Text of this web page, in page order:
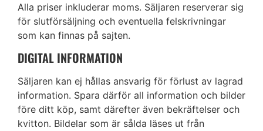
Alla priser inkluderar moms. Säljaren reserverar sig
för slutförsäljning och eventuella felskrivningar
som kan finnas på sajten.
DIGITAL INFORMATION
Säljaren kan ej hållas ansvarig för förlust av lagrad
information. Spara därför all information och bilder
före ditt köp, samt därefter även bekräftelser och
kvitton. Bildelar som är sålda läses ut från